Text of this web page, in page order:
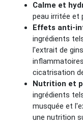
Calme et
peau irritée et
Effets anti-
ingrédients
l'extrait de
cicatrisation
Nutrition et
ingrédients
musquée et
une nutrition